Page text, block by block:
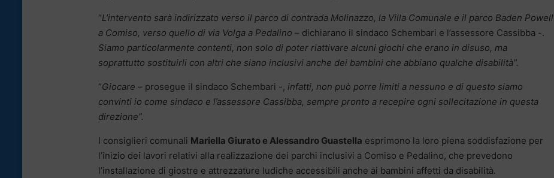
“L’intervento sarà indirizzato verso il parco di contrada Molinazzo, la Villa Comunale e il parco Baden Powell
a Comiso, verso quello di via Volga a Pedalino – dichiarano il sindaco Schembari e l’assessore Cassibba -.
Siamo particolarmente contenti, non solo di poter riattivare alcuni giochi che erano in disuso, ma
soprattutto sostituirli con altri che siano inclusivi anche dei bambini che abbiano qualche disabilità”.
“Giocare – prosegue il sindaco Schembari -, infatti, non può porre limiti a nessuno e di questo siamo
convinti io come sindaco e l’assessore Cassibba, sempre pronto a recepire ogni sollecitazione in questa
direzione”.
I consiglieri comunali Mariella Giurato e Alessandro Guastella esprimono la loro piena soddisfazione per
l’inizio dei lavori relativi alla realizzazione dei parchi inclusivi a Comiso e Pedalino, che prevedono
l’installazione di giostre e attrezzature ludiche accessibili anche ai bambini affetti da disabilità.